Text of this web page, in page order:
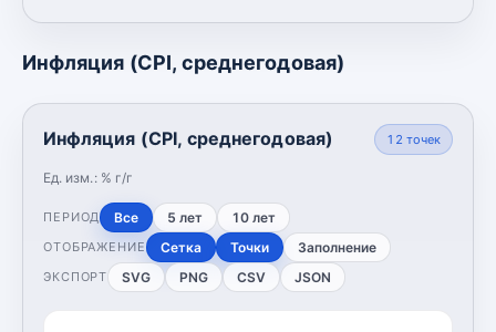
Инфляция (CPI, среднегодовая)
Инфляция (CPI, среднегодовая)
Ед. изм.: % г/г
12 точек
ПЕРИОД Все 5 лет 10 лет
ОТОБРАЖЕНИЕ Сетка Точки Заполнение
ЭКСПОРТ SVG PNG CSV JSON